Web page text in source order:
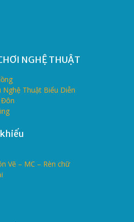
NGHỆ THUẬT
Nghệ Thuật Biểu Diễn
Đôn
Vẽ – MC – Rèn chữ